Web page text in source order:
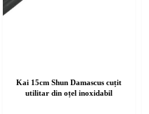
Kai 15cm Shun Damascus cuțit
utilitar din oțel inoxidabil